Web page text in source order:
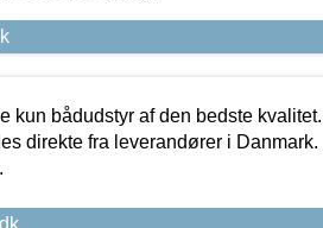
kun bådudstyr af den bedste kvalitet.
direkte fra leverandører i Danmark.